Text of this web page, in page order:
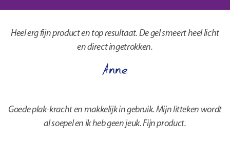
Heel erg fijn product en top resultaat. De gel smeert heel licht
en direct ingetrokken.
Anne
Goede plak-kracht en makkelijk in gebruik. Mijn litteken wordt
al soepel en ik heb geen jeuk. Fijn product.